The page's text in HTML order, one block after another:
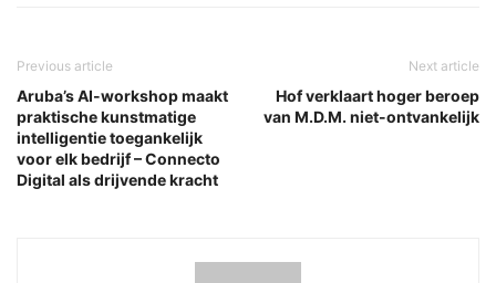
Previous article
Aruba’s AI-workshop maakt
praktische kunstmatige
intelligentie toegankelijk
voor elk bedrijf – Connecto
Digital als drijvende kracht
Next article
Hof verklaart hoger beroep
van M.D.M. niet-ontvankelijk